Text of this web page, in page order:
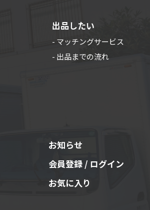
出品したい
- マッチングサービス
- 出品までの流れ
お知らせ
会員登録 / ログイン
お気に入り